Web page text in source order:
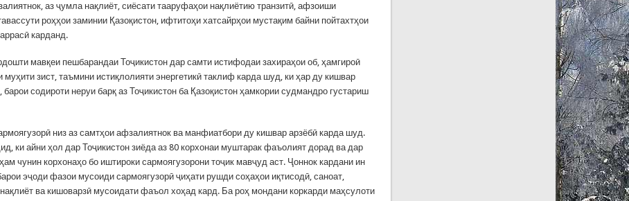
аз ҷумла нақлиёт, сиёсати тааруфаҳои нақлиётию транзитӣ, афзоиши
роҳҳои заминии Қазоқистон, ифтитоҳи хатсайрҳои мустақим байни пойтахтҳои
карданд.
мавқеи пешбарандаи Тоҷикистон дар самти истифодаи захираҳои об, ҳамгироӣ
муҳити зист, таъмини истиқлолияти энергетикӣ таклиф карда шуд, ки ҳар ду кишвар
барои содироти неруи барқ аз Тоҷикистон ба Қазоқистон ҳамкории судмандро густариш
низ аз самтҳои афзалиятнок ва манфиатбори ду кишвар арзёбӣ карда шуд.
ки айни ҳол дар Тоҷикистон зиёда аз 80 корхонаи муштарак фаъолият дорад ва дар
чунин корхонаҳо бо иштироки сармоягузорони тоҷик мавҷуд аст. Ҷоннок кардани ин
эҷоди фазои мусоиди сармоягузорӣ ҷиҳати рушди соҳаҳои иқтисодӣ, саноат,
нақлиёт ва кишоварзӣ мусоидати фаъол хоҳад кард. Ба роҳ мондани коркарди маҳсулоти